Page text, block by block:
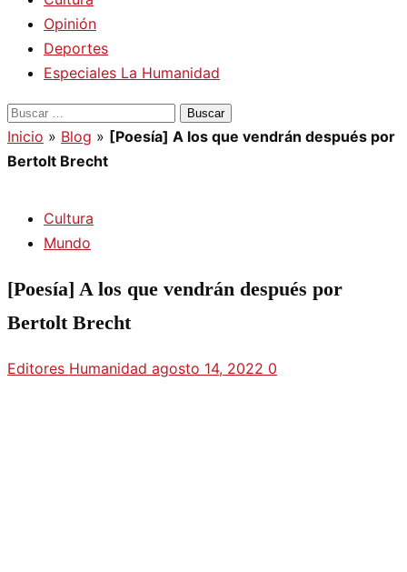
Opinión
Deportes
Especiales La Humanidad
Inicio » Blog » [Poesía] A los que vendrán después por
Bertolt Brecht
Cultura
Mundo
[Poesía] A los que vendrán después por
Bertolt Brecht
Editores Humanidad agosto 14, 2022 0